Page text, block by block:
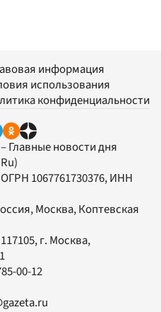
информация
использования
конфиденциальности
Главные новости дня
1067761730376, ИНН
Москва, Коптевская
117105, г. Москва,
00-12